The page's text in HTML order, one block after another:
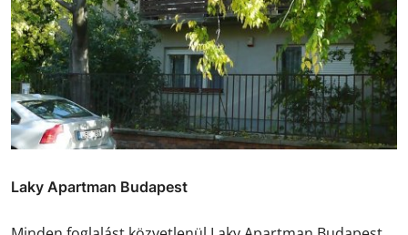
Laky Apartman Budapest